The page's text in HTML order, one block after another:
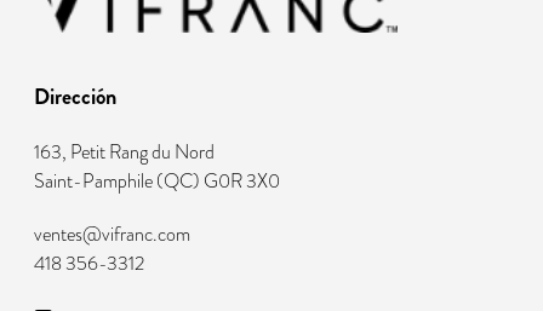
Dirección
163, Petit Rang du Nord
Saint-Pamphile(QC) G0R 3X0
ventes@vifranc.com
418 356-3312